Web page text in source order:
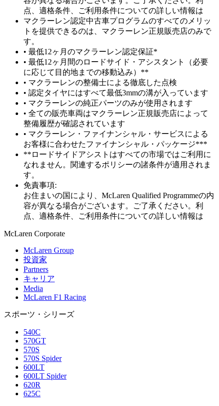
点、適格条件、ご利用条件についての詳しい情報は
マクラーレン認定中古車プログラムのすべてのメリッ
トを提供できるのは、マクラーレン正規販売店のみで
す。
• 最低12ヶ月のマクラーレン認定保証*
• 最低12ヶ月間のロードサイド・アシスタント（必要
に応じて目的地までの移動込み）**
• マクラーレンの整備士による徹底した点検
• 認定タイヤにはすべて最低3mmの溝が入っています
• マクラーレンの純正パーツのみが使用されます
• 全ての販売車両はマクラーレン正規販売店によって
整備履歴が確認されています
• マクラーレン・ファイナンシャル・サービスによる
お客様に合わせたファイナンシャル・パッケージ***
**ロードサイドアシストはすべての市場ではご利用に
なれません。関連するポリシーの諸条件が適用されま
す。
免責事項:
お住まいの国により、McLaren Qualified Programmeの内
容が異なる場合がございます。ご了承ください。利
点、適格条件、ご利用条件についての詳しい情報は
McLaren Corporate
McLaren Group
投資家
Partners
キャリア
Media
McLaren F1 Racing
スポーツ・シリーズ
540C
570GT
570S
570S Spider
600LT
600LT Spider
620R
625C